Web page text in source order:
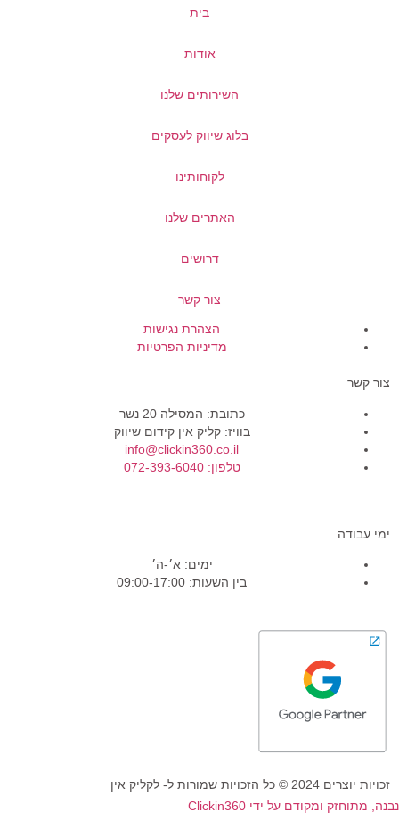
בית
אודות
השירותים שלנו
בלוג שיווק לעסקים
לקוחותינו
האתרים שלנו
דרושים
צור קשר
הצהרת נגישות
מדיניות הפרטיות
צור קשר
כתובת: המסילה 20 נשר
בוויז: קליק אין קידום שיווק
info@clickin360.co.il
טלפון: 072-393-6040
ימי עבודה
ימים: א׳-ה׳
בין השעות: 09:00-17:00
זכויות יוצרים 2024 © כל הזכויות שמורות ל- לקליק אין
נבנה, מתוחזק ומקודם על ידי Clickin360